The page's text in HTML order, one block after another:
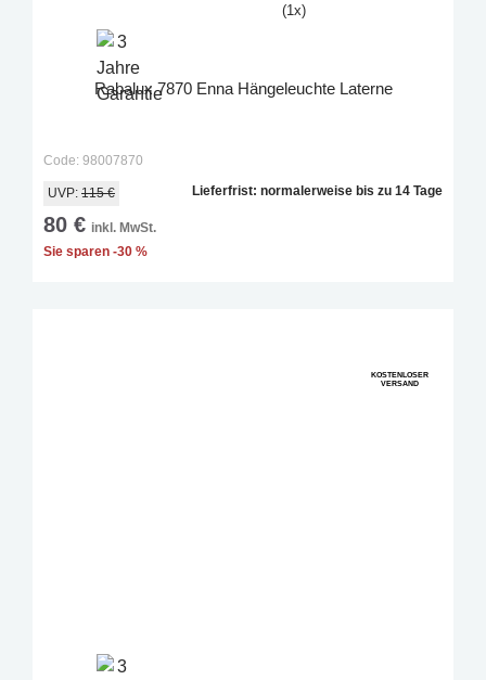
(1x)
Rabalux 7870 Enna Hängeleuchte Laterne
Code: 98007870
UVP: 115 €
80 € inkl. MwSt.
Sie sparen -30 %
Lieferfrist: normalerweise bis zu 14 Tage
KOSTENLOSER
VERSAND